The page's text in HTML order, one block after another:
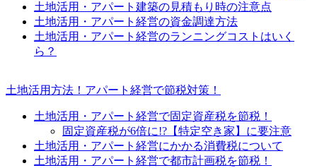
土地活用・アパート建築の見積もり時の注意点
土地活用・アパート経営の資金調達方法
土地活用・アパート経営のランニングコストはいく
ら？
土地活用方法！アパート経営で節税対策！
土地活用・アパート経営で固定資産税を節税！
固定資産税が6倍に!?【特定空き家】に要注意
土地活用・アパート経営にかかる消費税について
土地活用・アパート経営で都市計画税を節税！